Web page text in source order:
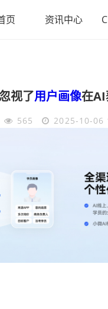
页 资讯中心
视了用户画像在AI
565 2025-10-06